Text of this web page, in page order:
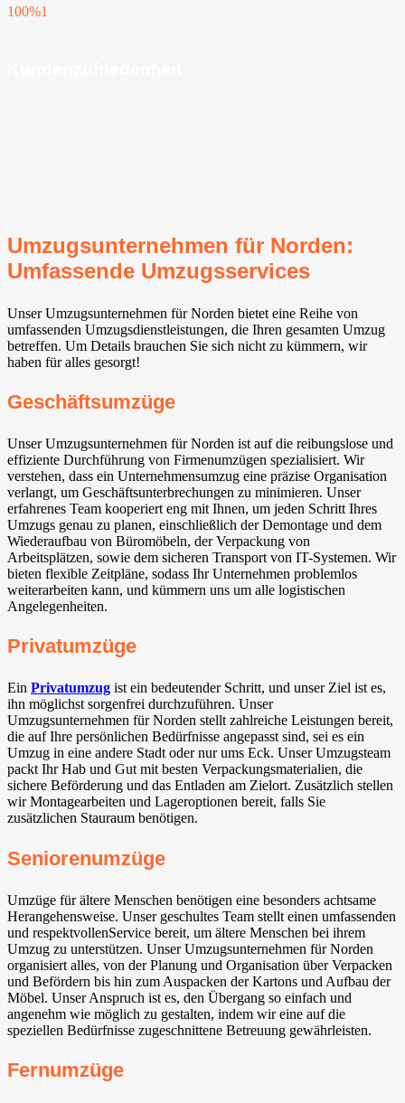
100%1
Umzugsunternehmen für Norden:
Umfassende Umzugsservices
Unser Umzugsunternehmen für Norden bietet eine Reihe von
umfassenden Umzugsdienstleistungen, die Ihren gesamten Umzug
betreffen. Um Details brauchen Sie sich nicht zu kümmern, wir
haben für alles gesorgt!
Geschäftsumzüge
Unser Umzugsunternehmen für Norden ist auf die reibungslose und
effiziente Durchführung von Firmenumzügen spezialisiert. Wir
verstehen, dass ein Unternehmensumzug eine präzise Organisation
verlangt, um Geschäftsunterbrechungen zu minimieren. Unser
erfahrenes Team kooperiert eng mit Ihnen, um jeden Schritt Ihres
Umzugs genau zu planen, einschließlich der Demontage und dem
Wiederaufbau von Büromöbeln, der Verpackung von
Arbeitsplätzen, sowie dem sicheren Transport von IT-Systemen. Wir
bieten flexible Zeitpläne, sodass Ihr Unternehmen problemlos
weiterarbeiten kann, und kümmern uns um alle logistischen
Angelegenheiten.
Privatumzüge
Ein Privatumzug ist ein bedeutender Schritt, und unser Ziel ist es,
ihn möglichst sorgenfrei durchzuführen. Unser
Umzugsunternehmen für Norden stellt zahlreiche Leistungen bereit,
die auf Ihre persönlichen Bedürfnisse angepasst sind, sei es ein
Umzug in eine andere Stadt oder nur ums Eck. Unser Umzugsteam
packt Ihr Hab und Gut mit besten Verpackungsmaterialien, die
sichere Beförderung und das Entladen am Zielort. Zusätzlich stellen
wir Montagearbeiten und Lageroptionen bereit, falls Sie
zusätzlichen Stauraum benötigen.
Seniorenumzüge
Umzüge für ältere Menschen benötigen eine besonders achtsame
Herangehensweise. Unser geschultes Team stellt einen umfassenden
und respektvollenService bereit, um ältere Menschen bei ihrem
Umzug zu unterstützen. Unser Umzugsunternehmen für Norden
organisiert alles, von der Planung und Organisation über Verpacken
und Befördern bis hin zum Auspacken der Kartons und Aufbau der
Möbel. Unser Anspruch ist es, den Übergang so einfach und
angenehm wie möglich zu gestalten, indem wir eine auf die
speziellen Bedürfnisse zugeschnittene Betreuung gewährleisten.
Fernumzüge